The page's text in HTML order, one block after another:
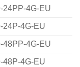
24PP-4G-EU
24P-4G-EU
48PP-4G-EU
48P-4G-EU